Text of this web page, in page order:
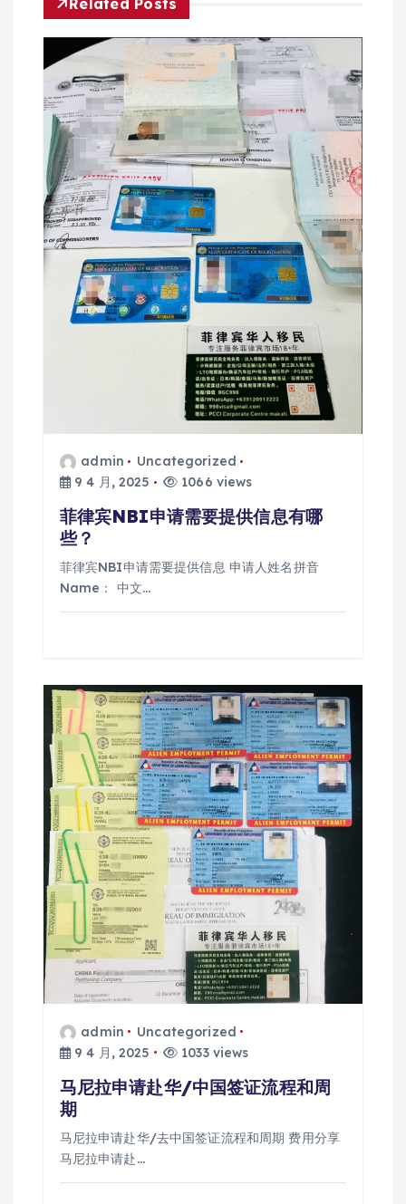
Related Posts
admin
Uncategorized
9 4 月, 2025
1066 views
菲律宾NBI申请需要提供信息有哪
些？
菲律宾NBI申请需要提供信息 申请人姓名拼音
Name： 中文…
admin
Uncategorized
9 4 月, 2025
1033 views
马尼拉申请赴华/中国签证流程和周
期
马尼拉申请赴华/去中国签证流程和周期 费用分享
马尼拉申请赴…